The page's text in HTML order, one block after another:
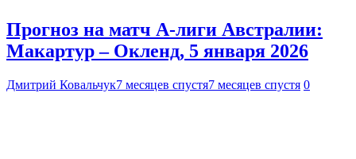
Прогноз на матч А-лиги Австралии:
Макартур – Окленд, 5 января 2026
Дмитрий Ковальчук7 месяцев спустя7 месяцев спустя 0